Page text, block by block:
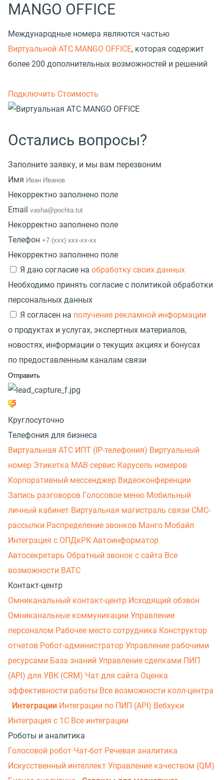
MANGO OFFICE
Международные номера являются частью
Виртуальной АТС MANGO OFFICE, которая содержит
более 200 дополнительных возможностей и решений
Подключить Стоимость
Остались вопросы?
Заполните заявку, и мы вам перезвоним
Имя
Некорректно заполнено поле
Email
Некорректно заполнено поле
Телефон
Некорректно заполнено поле
Я даю согласие на обработку своих данных
Необходимо принять согласие с политикой обработки
персональных данных
Я согласен на получение рекламной информации
о продуктах и услугах, экспертных материалов,
новостях, информации о текущих акциях и бонусах
по предоставленным каналам связи
Круглосуточно
Телефония для бизнеса
Виртуальная АТС ИПТ (IP-телефония) Виртуальный
номер Этикетка МАВ сервис Карусель номеров
Корпоративный мессенджер Видеоконференции
Запись разговоров Голосовое меню Мобильный
личный кабинет Виртуальная магистраль связи СМС-
рассылки Распределение звонков Манго Мобайл
Интеграция с ОПДкРК Автоинформатор
Автосекретарь Обратный звонок с сайта Все
возможности ВАТС
Контакт-центр
Омниканальный контакт-центр Исходящий обзвон
Омниканальные коммуникации Управление
персоналом Рабочее место сотрудника Конструктор
отчетов Робот-администратор Управление рабочими
ресурсами База знаний Управление сделками ПИП
(API) для УВК (CRM) Чат для сайта Оценка
эффективности работы Все возможности колл-центра
Интеграции Интеграции по ПИП (API) Вебхуки
Интеграция с 1С Все интеграции
Роботы и аналитика
Голосовой робот Чат-бот Речевая аналитика
Искусственный интеллект Управление качеством (QM)